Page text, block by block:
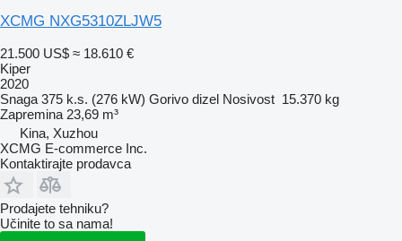
XCMG NXG5310ZLJW5
21.500 US$ ≈ 18.610 €
Kiper
2020
Snaga 375 k.s. (276 kW) Gorivo dizel Nosivost 15.370 kg
Zapremina 23,69 m³
Kina, Xuzhou
XCMG E-commerce Inc.
Kontaktirajte prodavca
Prodajete tehniku?
Učinite to sa nama!